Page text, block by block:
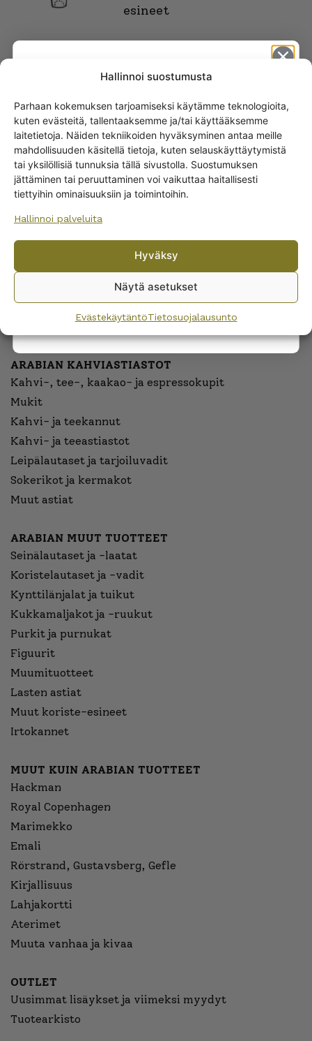
Hallinnoi suostumusta
Parhaan kokemuksen tarjoamiseksi käytämme teknologioita,
kuten evästeitä, tallentaaksemme ja/tai käyttääksemme
laitetietoja. Näiden tekniikoiden hyväksyminen antaa meille
mahdollisuuden käsitellä tietoja, kuten selauskäyttäytymistä
tai yksilöllisiä tunnuksia tällä sivustolla. Suostumuksen
jättäminen tai peruuttaminen voi vaikuttaa haitallisesti
tiettyihin ominaisuuksiin ja toimintoihin.
Hallinnoi palveluita
Hyväksy
Näytä asetukset
EvästekäytäntöTietosuojalausunto
esineet
ARABIAN RUOKA-ASTIAT
Lautaset
Muut ruoka-astioiden osat
Ruoka-astiastot
Kastikeastiat
ARABIAN KAHVIASTIASTOT
Kahvi-, tee-, kaakao- ja espressokupit
Mukit
Kahvi- ja teekannut
Kahvi- ja teeastiastot
Leipälautaset ja tarjoiluvadit
Sokerikot ja kermakot
Muut astiat
ARABIAN MUUT TUOTTEET
Seinälautaset ja -laatat
Koristelautaset ja -vadit
Kynttilänjalat ja tuikut
Kukkamaljakot ja -ruukut
Purkit ja purnukat
Figuurit
Muumituotteet
Lasten astiat
Muut koriste-esineet
Irtokannet
MUUT KUIN ARABIAN TUOTTEET
Hackman
Royal Copenhagen
Marimekko
Emali
Rörstrand, Gustavsberg, Gefle
Kirjallisuus
Lahjakortti
Aterimet
Muuta vanhaa ja kivaa
OUTLET
Uusimmat lisäykset ja viimeksi myydyt
Tuotearkisto
Get -5%
off?
Yes! I want the discount
privacy policy.